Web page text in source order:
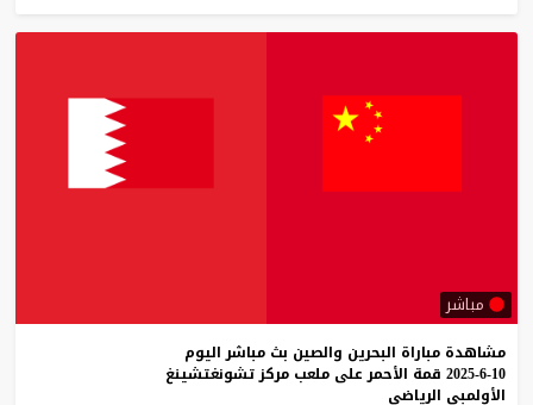
مباشر
مشاهدة مباراة البحرين والصين بث مباشر اليوم
10-6-2025
قمة الأحمر على ملعب مركزتشونغتشينغ
الأولمبي الرياضي